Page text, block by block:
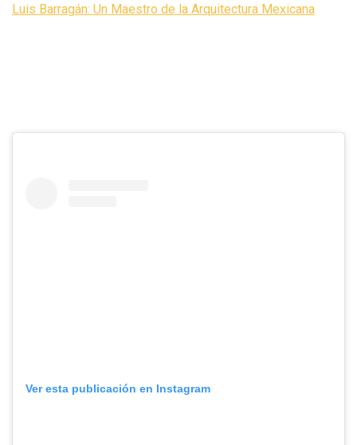
Luis Barragán: Un Maestro de la Arquitectura Mexicana
Ver esta publicación en Instagram